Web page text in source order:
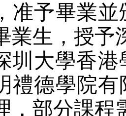
准予畢業
業生，授予
圳大學香港
禮德學院
，部分課程